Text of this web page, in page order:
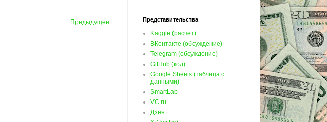
Предыдущее Представительства
Kaggle (расчёт)
ВКонтакте (обсуждение)
Telegram (обсуждение)
GitHub (код)
Google Sheets (таблица с
данными)
SmartLab
VC.ru
Дзен